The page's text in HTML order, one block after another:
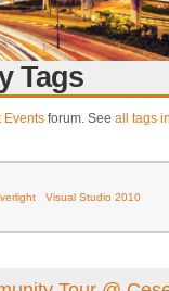
Tags
Events forum. See all tags
Visual Studio 2010